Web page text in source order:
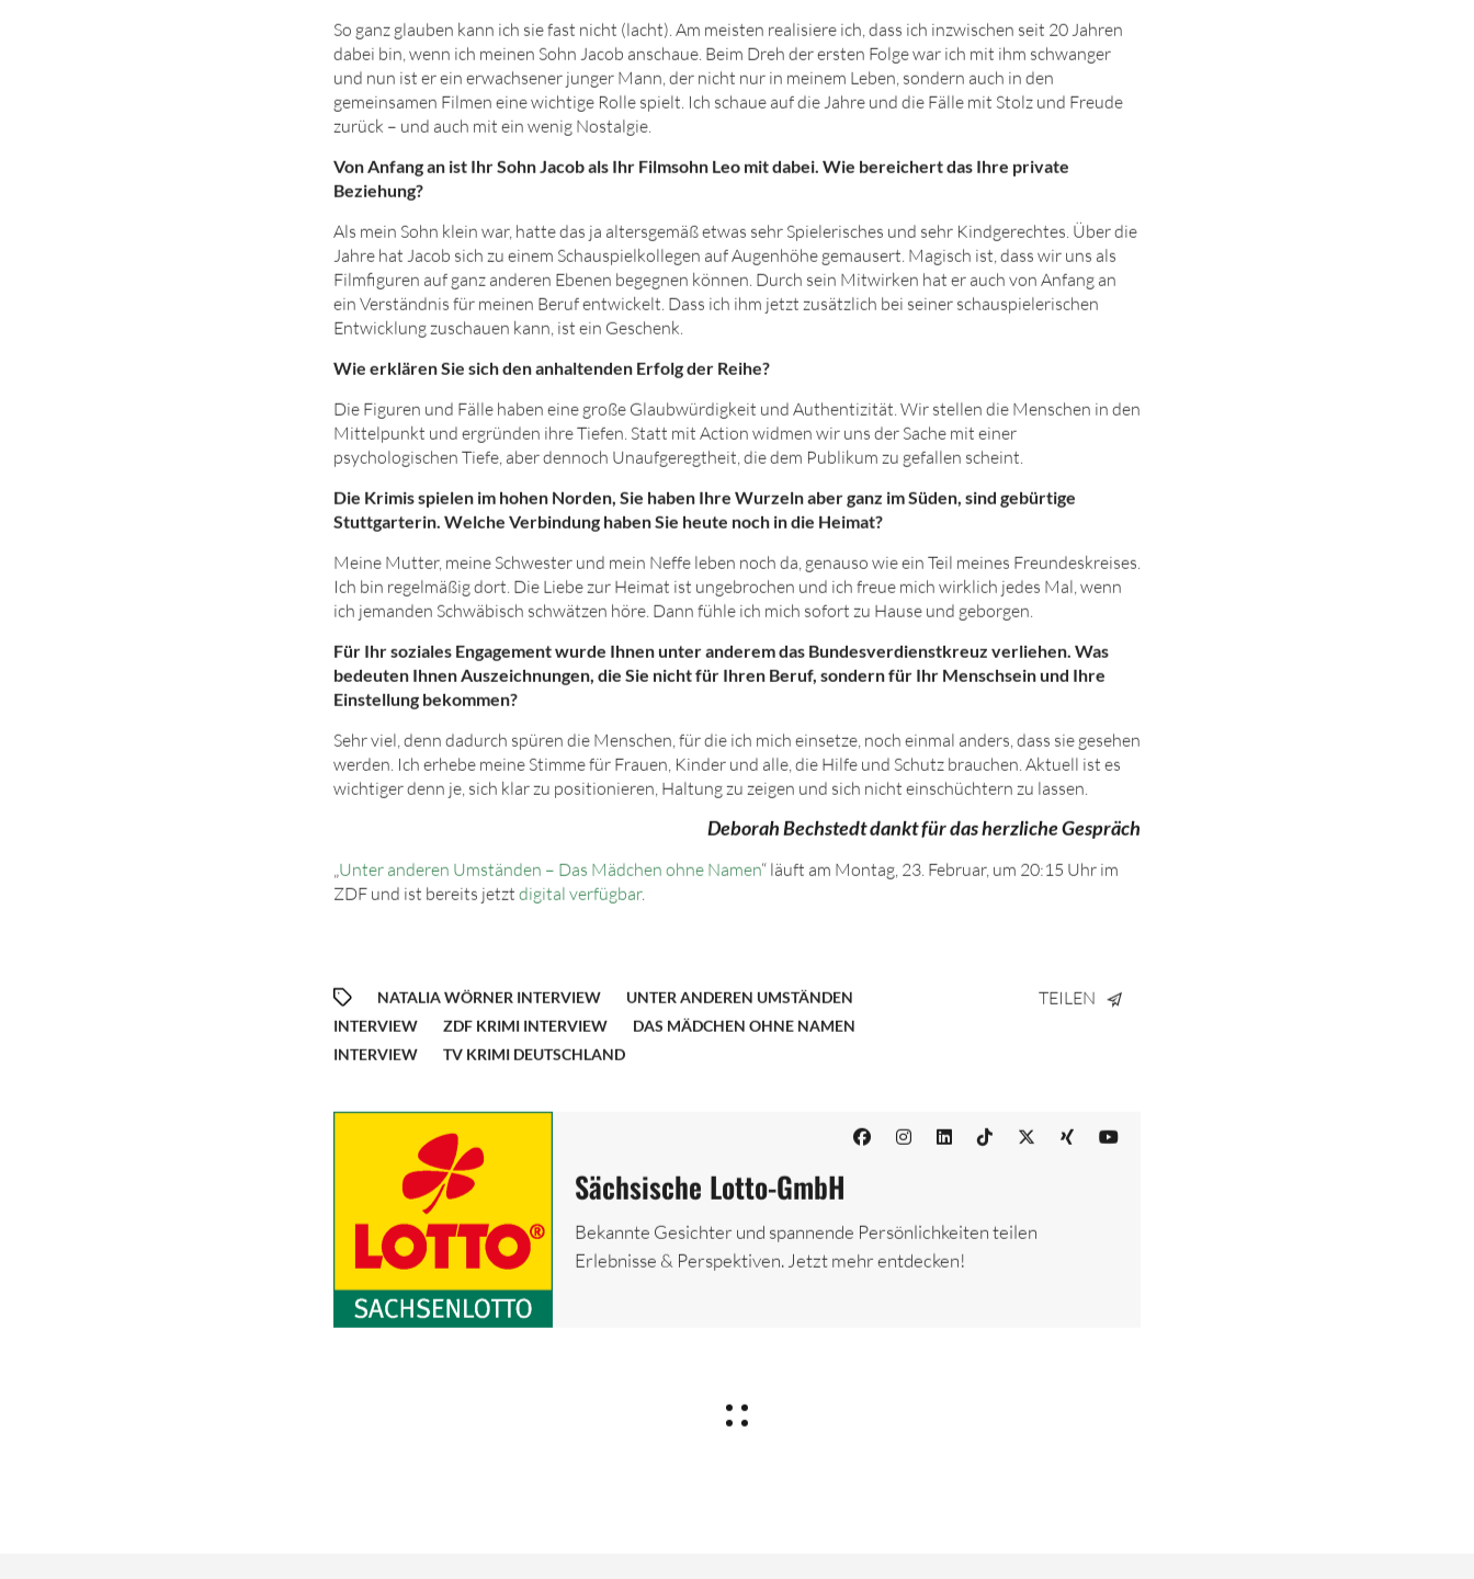
So ganz glauben kann ich sie fast nicht (lacht). Am meisten realisiere ich, dass ich inzwischen seit 20 Jahren
dabei bin, wenn ich meinen Sohn Jacob anschaue. Beim Dreh der ersten Folge war ich mit ihm schwanger
und nun ist er ein erwachsener junger Mann, der nicht nur in meinem Leben, sondern auch in den
gemeinsamen Filmen eine wichtige Rolle spielt. Ich schaue auf die Jahre und die Fälle mit Stolz und Freude
zurück – und auch mit ein wenig Nostalgie.
Von Anfang an ist Ihr Sohn Jacob als Ihr Filmsohn Leo mit dabei. Wie bereichert das Ihre private
Beziehung?
Als mein Sohn klein war, hatte das ja altersgemäß etwas sehr Spielerisches und sehr Kindgerechtes. Über die
Jahre hat Jacob sich zu einem Schauspielkollegen auf Augenhöhe gemausert. Magisch ist, dass wir uns als
Filmfiguren auf ganz anderen Ebenen begegnen können. Durch sein Mitwirken hat er auch von Anfang an
ein Verständnis für meinen Beruf entwickelt. Dass ich ihm jetzt zusätzlich bei seiner schauspielerischen
Entwicklung zuschauen kann, ist ein Geschenk.
Wie erklären Sie sich den anhaltenden Erfolg der Reihe?
Die Figuren und Fälle haben eine große Glaubwürdigkeit und Authentizität. Wir stellen die Menschen in den
Mittelpunkt und ergründen ihre Tiefen. Statt mit Action widmen wir uns der Sache mit einer
psychologischen Tiefe, aber dennoch Unaufgeregtheit, die dem Publikum zu gefallen scheint.
Die Krimis spielen im hohen Norden, Sie haben Ihre Wurzeln aber ganz im Süden, sind gebürtige
Stuttgarterin. Welche Verbindung haben Sie heute noch in die Heimat?
Meine Mutter, meine Schwester und mein Neffe leben noch da, genauso wie ein Teil meines Freundeskreises.
Ich bin regelmäßig dort. Die Liebe zur Heimat ist ungebrochen und ich freue mich wirklich jedes Mal, wenn
ich jemanden Schwäbisch schwätzen höre. Dann fühle ich mich sofort zu Hause und geborgen.
Für Ihr soziales Engagement wurde Ihnen unter anderem das Bundesverdienstkreuz verliehen. Was
bedeuten Ihnen Auszeichnungen, die Sie nicht für Ihren Beruf, sondern für Ihr Menschsein und Ihre
Einstellung bekommen?
Sehr viel, denn dadurch spüren die Menschen, für die ich mich einsetze, noch einmal anders, dass sie gesehen
werden. Ich erhebe meine Stimme für Frauen, Kinder und alle, die Hilfe und Schutz brauchen. Aktuell ist es
wichtiger denn je, sich klar zu positionieren, Haltung zu zeigen und sich nicht einschüchtern zu lassen.
Deborah Bechstedt dankt für das herzliche Gespräch
„Unter anderen Umständen – Das Mädchen ohne Namen“ läuft am Montag, 23. Februar, um 20:15 Uhr im
ZDF und ist bereits jetzt digital verfügbar.
NATALIA WÖRNER INTERVIEW
UNTER ANDEREN UMSTÄNDEN
INTERVIEW
ZDF KRIMI INTERVIEW
DAS MÄDCHEN OHNE NAMEN
INTERVIEW
TV KRIMI DEUTSCHLAND
TEILEN
Sächsische Lotto-GmbH
Bekannte Gesichter und spannende Persönlichkeiten teilen
Erlebnisse & Perspektiven. Jetzt mehr entdecken!